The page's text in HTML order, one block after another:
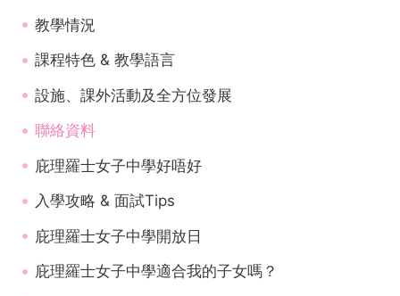
教學情況
課程特色 & 教學語言
設施、課外活動及全方位發展
聯絡資料
庇理羅士女子中學好唔好
入學攻略 & 面試Tips
庇理羅士女子中學開放日
庇理羅士女子中學適合我的子女嗎？